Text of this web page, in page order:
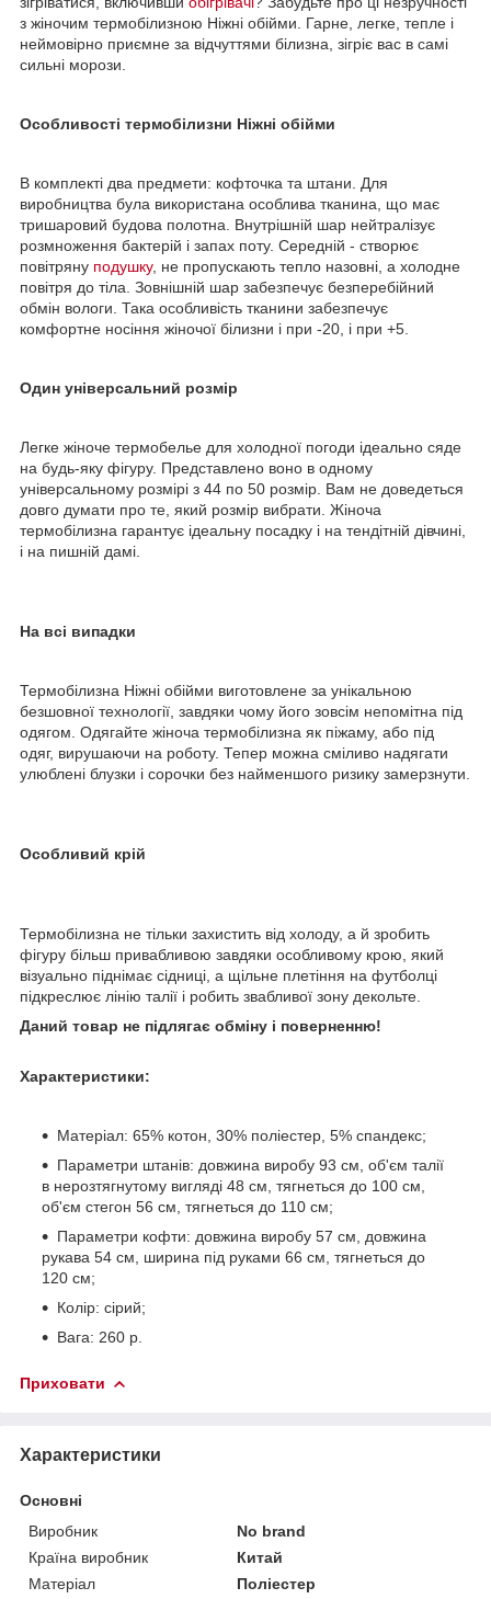
з жіночим термобілизною Ніжні обійми. Гарне, легке, тепле і
неймовірно приємне за відчуттями білизна, зігріє вас в самі
сильні морози.
Особливості термобілизни Ніжні обійми
В комплекті два предмети: кофточка та штани. Для
виробництва була використана особлива тканина, що має
тришаровий будова полотна. Внутрішній шар нейтралізує
розмноження бактерій і запах поту. Середній - створює
повітряну подушку, не пропускають тепло назовні, а холодне
повітря до тіла. Зовнішній шар забезпечує безперебійний
обмін вологи. Така особливість тканини забезпечує
комфортне носіння жіночої білизни і при -20, і при +5.
Один універсальний розмір
Легке жіноче термобелье для холодної погоди ідеально сяде
на будь-яку фігуру. Представлено воно в одному
універсальному розмірі з 44 по 50 розмір. Вам не доведеться
довго думати про те, який розмір вибрати. Жіноча
термобілизна гарантує ідеальну посадку і на тендітній дівчині,
і на пишній дамі.
На всі випадки
Термобілизна Ніжні обійми виготовлене за унікальною
безшовної технології, завдяки чому його зовсім непомітна під
одягом. Одягайте жіноча термобілизна як піжаму, або під
одяг, вирушаючи на роботу. Тепер можна сміливо надягати
улюблені блузки і сорочки без найменшого ризику замерзнути.
Особливий крій
Термобілизна не тільки захистить від холоду, а й зробить
фігуру більш привабливою завдяки особливому крою, який
візуально піднімає сідниці, а щільне плетіння на футболці
підкреслює лінію талії і робить звабливої зону декольте.
Даний товар не підлягає обміну і поверненню!
Характеристики:
Матеріал: 65% котон, 30% поліестер, 5% спандекс;
Параметри штанів: довжина виробу 93 см, об'єм талії
в нерозтягнутому вигляді 48 см, тягнеться до 100 см,
об'єм стегон 56 см, тягнеться до 110 см;
Параметри кофти: довжина виробу 57 см, довжина
рукава 54 см, ширина під руками 66 см, тягнеться до
120 см;
Колір: сірий;
Вага: 260 р.
Приховати
Характеристики
Основні
Виробник
No brand
Країна виробник
Китай
Матеріал
Поліестер